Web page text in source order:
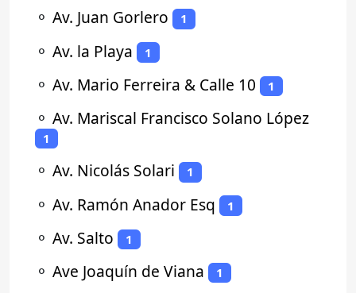
⚬ Av. Juan Gorlero 1
⚬ Av. la Playa 1
⚬ Av. Mario Ferreira & Calle 10 1
⚬ Av. Mariscal Francisco Solano López
1
⚬ Av. Nicolás Solari 1
⚬ Av. Ramón Anador Esq 1
⚬ Av. Salto 1
⚬ Ave Joaquín de Viana 1